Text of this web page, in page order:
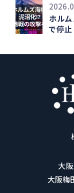
ホル
で停止
大
大阪梅